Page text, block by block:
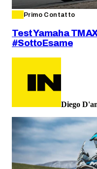
Primo Contatto
Test Yamaha
#SottoEsame
Diego